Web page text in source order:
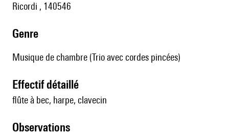
Ricordi , 140546
genre
Musique de chambre (Trio avec cordes pincées)
effectif détaillé
flûte à bec, harpe, clavecin
observations